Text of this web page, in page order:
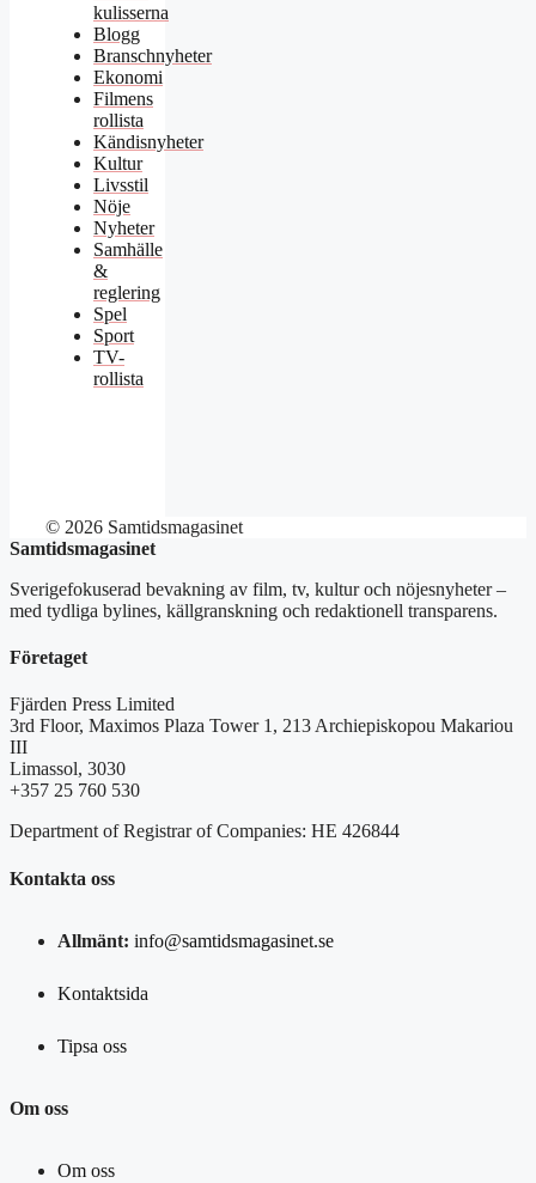
kulisserna
Blogg
Branschnyheter
Ekonomi
Filmens
rollista
Kändisnyheter
Kultur
Livsstil
Nöje
Nyheter
Samhälle
&
reglering
Spel
Sport
TV-
rollista
© 2026 Samtidsmagasinet
Samtidsmagasinet
Sverigefokuserad bevakning av film, tv, kultur och nöjesnyheter –
med tydliga bylines, källgranskning och redaktionell transparens.
Företaget
Fjärden Press Limited
3rd Floor, Maximos Plaza Tower 1, 213 Archiepiskopou Makariou
III
Limassol, 3030
+357 25 760 530
Department of Registrar of Companies: HE 426844
Kontakta oss
Allmänt: info@samtidsmagasinet.se
Kontaktsida
Tipsa oss
Om oss
Om oss